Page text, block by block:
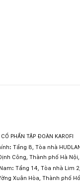
PHẦN TẬP ĐOÀN KAROFI
Tầng 8, Tòa nhà
Công, Thành phố Hà
Tầng 14, Tòa nhà Lim
Xuân Hòa, Thành phố